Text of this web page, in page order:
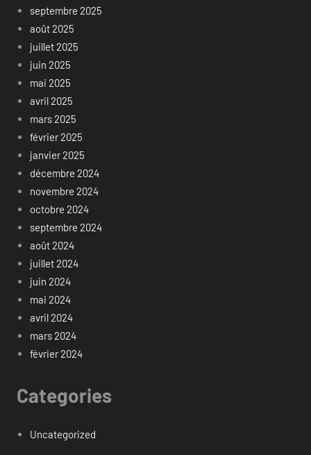
septembre 2025
août 2025
juillet 2025
juin 2025
mai 2025
avril 2025
mars 2025
février 2025
janvier 2025
décembre 2024
novembre 2024
octobre 2024
septembre 2024
août 2024
juillet 2024
juin 2024
mai 2024
avril 2024
mars 2024
février 2024
Categories
Uncategorized